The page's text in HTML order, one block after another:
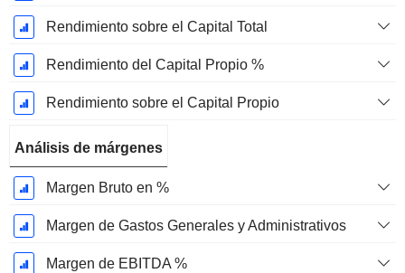
Rendimiento sobre el Capital Total
Rendimiento del Capital Propio %
Rendimiento sobre el Capital Propio
Análisis de márgenes
Margen Bruto en %
Margen de Gastos Generales y Administrativos
Margen de EBITDA %